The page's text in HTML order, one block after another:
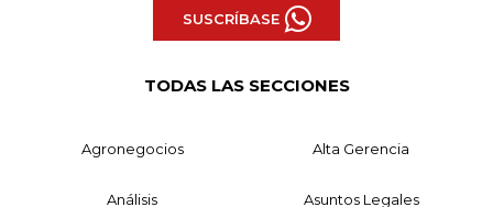
SUSCRÍBASE
TODAS LAS SECCIONES
Agronegocios Alta Gerencia
Análisis Asuntos Legales